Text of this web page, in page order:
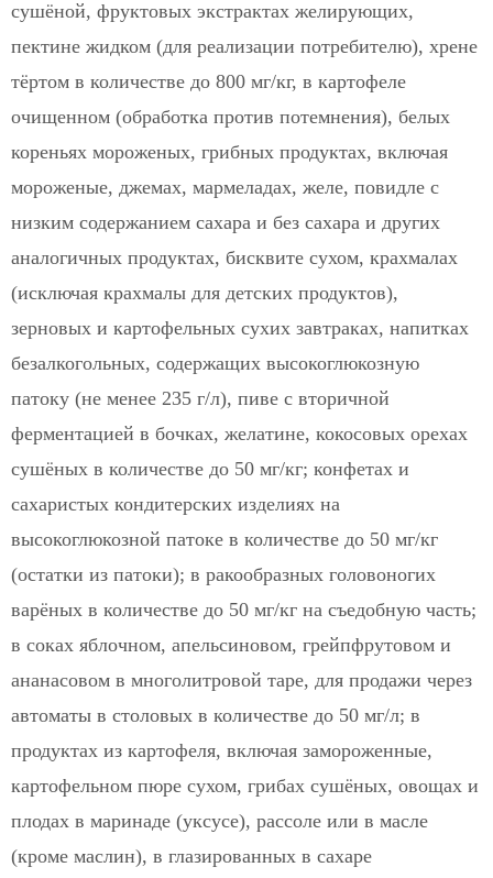
сушёной, фруктовых экстрактах желирующих,
пектине жидком (для реализации потребителю), хрене
тёртом в количестве до 800 мг/кг, в картофеле
очищенном (обработка против потемнения), белых
кореньях мороженых, грибных продуктах, включая
мороженые, джемах, мармеладах, желе, повидле с
низким содержанием сахара и без сахара и других
аналогичных продуктах, бисквите сухом, крахмалах
(исключая крахмалы для детских продуктов),
зерновых и картофельных сухих завтраках, напитках
безалкогольных, содержащих высокоглюкозную
патоку (не менее 235 г/л), пиве с вторичной
ферментацией в бочках, желатине, кокосовых орехах
сушёных в количестве до 50 мг/кг; конфетах и
сахаристых кондитерских изделиях на
высокоглюкозной патоке в количестве до 50 мг/кг
(остатки из патоки); в ракообразных головоногих
варёных в количестве до 50 мг/кг на съедобную часть;
в соках яблочном, апельсиновом, грейпфрутовом и
ананасовом в многолитровой таре, для продажи через
автоматы в столовых в количестве до 50 мг/л; в
продуктах из картофеля, включая замороженные,
картофельном пюре сухом, грибах сушёных, овощах и
плодах в маринаде (уксусе), рассоле или в масле
(кроме маслин), в глазированных в сахаре